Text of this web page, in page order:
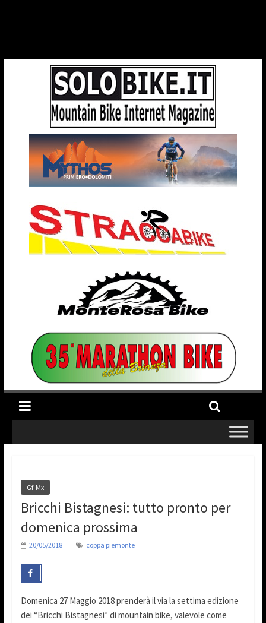
Gf-Mx
Bricchi Bistagnesi: tutto pronto per
domenica prossima
20/05/2018 coppa piemonte
Domenica 27 Maggio 2018 prenderà il via la settima edizione
dei “Bricchi Bistagnesi” di mountain bike, valevole come